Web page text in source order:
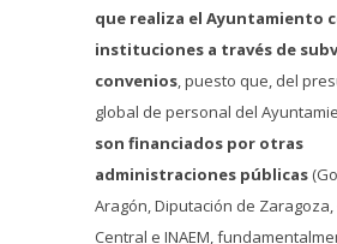
que realiza el Ayuntamiento
instituciones a través de
convenios, puesto que, del
global de personal del
son financiados por otras
administraciones públicas
Aragón, Diputación de Zaragoza,
Central e INAEM,